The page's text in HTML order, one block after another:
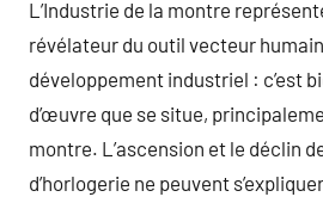
L’Industrie de la montre
révélateur du outil vecteur
développement industriel : c’est
d’œuvre que se situe,
montre. L’ascension et le déclin
d’horlogerie ne peuvent